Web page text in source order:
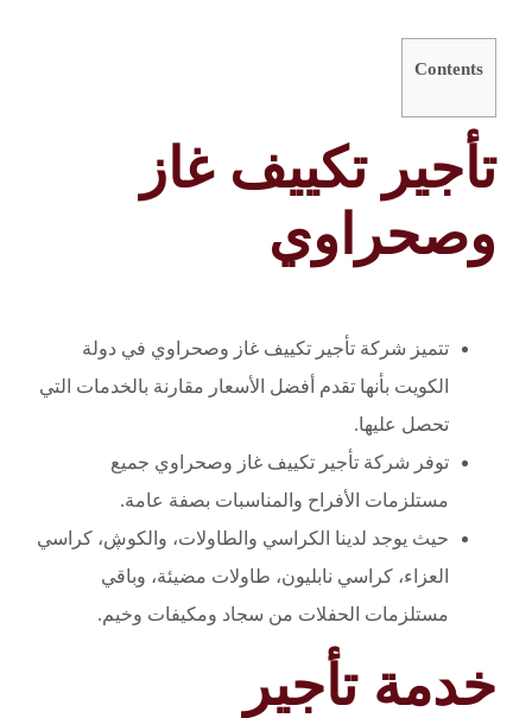
Contents
تأجير تكييف غاز
وصحراوي
تتميز شركة تأجير تكييف غاز وصحراوي في دولة
الكويت بأنها تقدم أفضل الأسعار مقارنة بالخدمات التي
تحصل عليها.
توفر شركة تأجير تكييف غاز وصحراوي جميع
مستلزمات الأفراح والمناسبات بصفة عامة.
حيث يوجد لدينا الكراسي والطاولات، والكوڜ، كراسي
العزاء، كراسي نابليون، طاولات مضيئة، وباقي
مستلزمات الحفلات من سجاد ومكيفات وخيم.
خدمة تأجير